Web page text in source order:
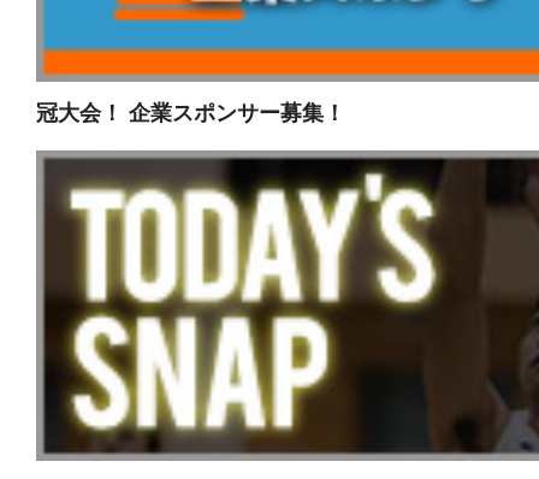
冠大会！ 企業スポンサー募集！